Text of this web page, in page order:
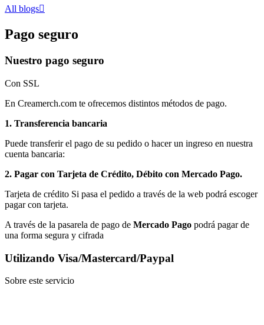
All blogs
Pago seguro
Nuestro pago seguro
Con SSL
En Creamerch.com te ofrecemos distintos métodos de pago.
1. Transferencia bancaria
Puede transferir el pago de su pedido o hacer un ingreso en nuestra
cuenta bancaria:
2. Pagar con Tarjeta de Crédito, Débito con Mercado Pago.
Tarjeta de crédito Si pasa el pedido a través de la web podrá escoger
pagar con tarjeta.
A través de la pasarela de pago de Mercado Pago podrá pagar de
una forma segura y cifrada
Utilizando Visa/Mastercard/Paypal
Sobre este servicio